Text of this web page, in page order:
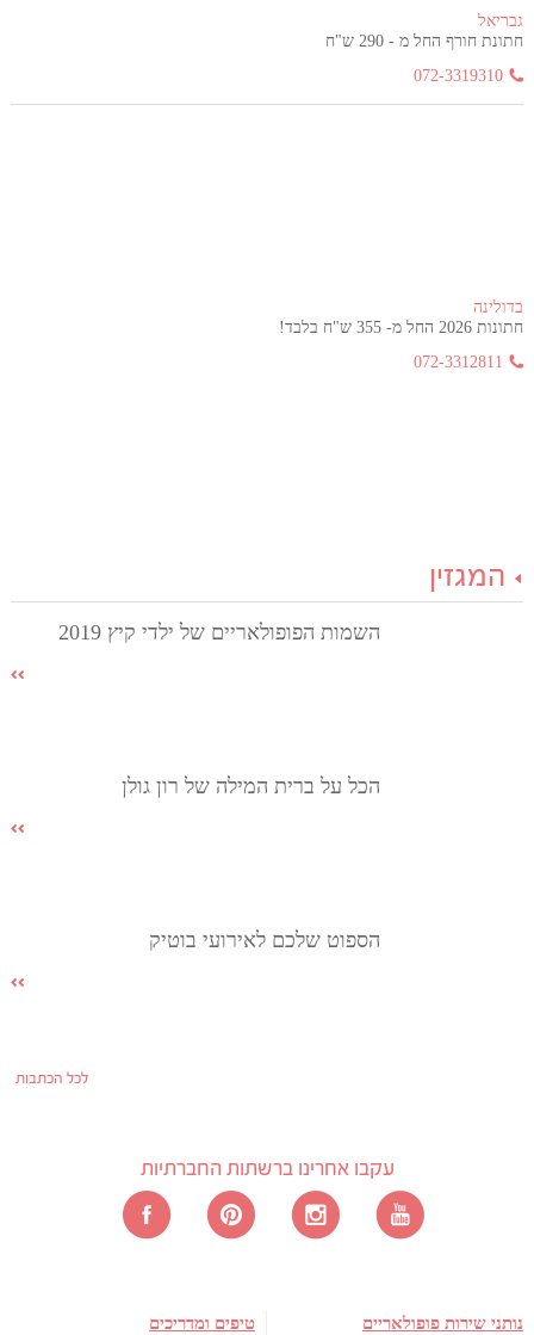
גבריאל
חתונת חורף החל מ - 290 ש"ח
072-3319310
בדולינה
חתונות 2026 החל מ- 355 ש"ח בלבד!
072-3312811
המגזין
השמות הפופולאריים של ילדי קיץ 2019
הכל על ברית המילה של רון גולן
הספוט שלכם לאירועי בוטיק
לכל הכתבות
עקבו אחרינו ברשתות החברתיות
נותני שירות פופולאריים טיפים ומדריכים